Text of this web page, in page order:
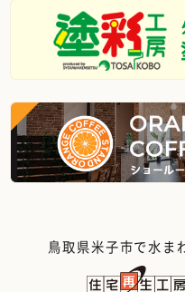
鳥取県米子市で水ま